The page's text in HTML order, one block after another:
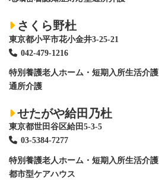
さくら野杜
東京都小平市花小金井3-25-21
042-479-1216
特別養護老人ホーム ・短期入所生活介護
通所介護
せたがや給田乃杜
東京都世田谷区給田5-3-5
03-5384-7277
特別養護老人ホーム ・短期入所生活介護
都市型ケアハウス